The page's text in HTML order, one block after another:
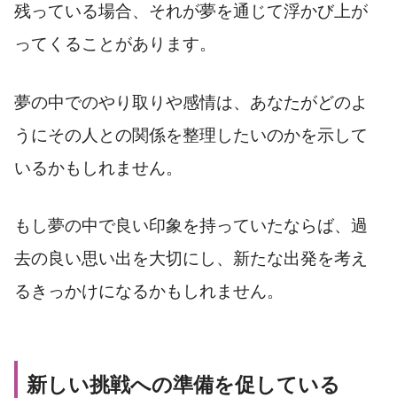
残っている場合、それが夢を通じて浮かび上が
ってくることがあります。
夢の中でのやり取りや感情は、あなたがどのよ
うにその人との関係を整理したいのかを示して
いるかもしれません。
もし夢の中で良い印象を持っていたならば、過
去の良い思い出を大切にし、新たな出発を考え
るきっかけになるかもしれません。
新しい挑戦への準備を促している